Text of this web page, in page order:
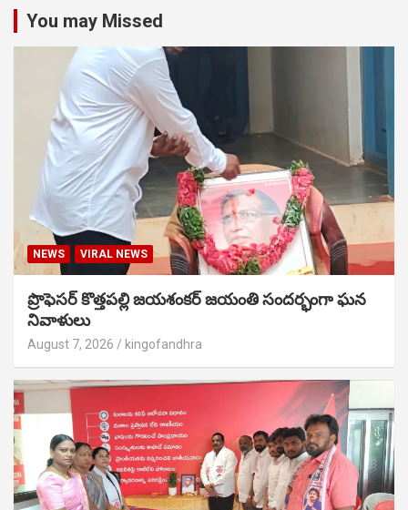
You may Missed
NEWS VIRAL NEWS
ప్రొఫెసర్ కొత్తపల్లి జయశంకర్ జయంతి సందర్భంగా ఘన
నివాళులు
August 7, 2026 kingofandhra